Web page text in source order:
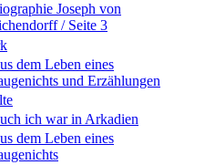
Joseph von
/ Seite 3
dem Leben eines
und Erzählungen
ich war in Arkadien
dem Leben eines